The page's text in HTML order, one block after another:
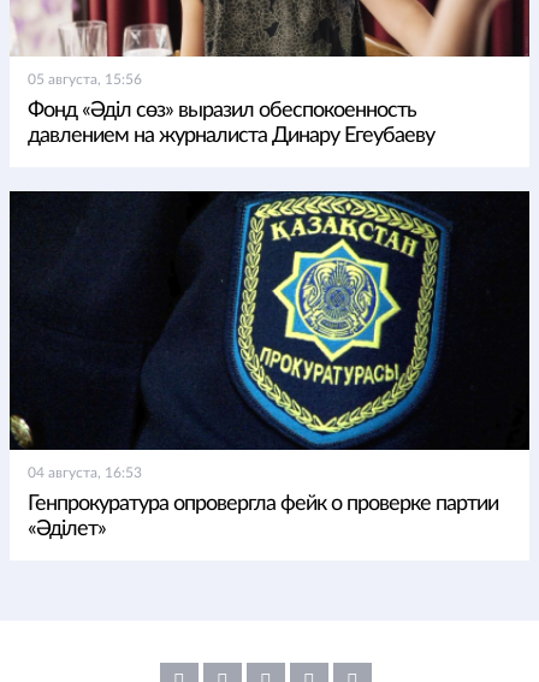
05 августа, 15:56
Фонд «Әділ сөз» выразил обеспокоенность
давлением на журналиста Динару Егеубаеву
04 августа, 16:53
Генпрокуратура опровергла фейк о проверке партии
«Әділет»